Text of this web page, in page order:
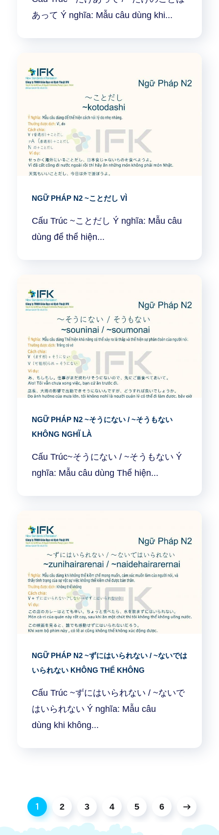
あって Ý nghĩa: Mẫu câu dùng khi...
NGỮ PHÁP N2 ~ことだし VÌ
Cấu Trúc ~ことだし Ý nghĩa: Mẫu câu
dùng để thể hiện...
NGỮ PHÁP N2 ~そうにない / ~そうもない
KHÔNG NGHĨ LÀ
Cấu Trúc~そうにない / ~そうもない Ý
nghĩa: Mẫu câu dùng Thể hiện...
NGỮ PHÁP N2 ~ずにはいられない / ~ないでは
いられない KHÔNG THỂ KHÔNG
Cấu Trúc ~ずにはいられない / ~ないで
はいられない Ý nghĩa: Mẫu câu
dùng khi không...
1 2 3 4 5 6